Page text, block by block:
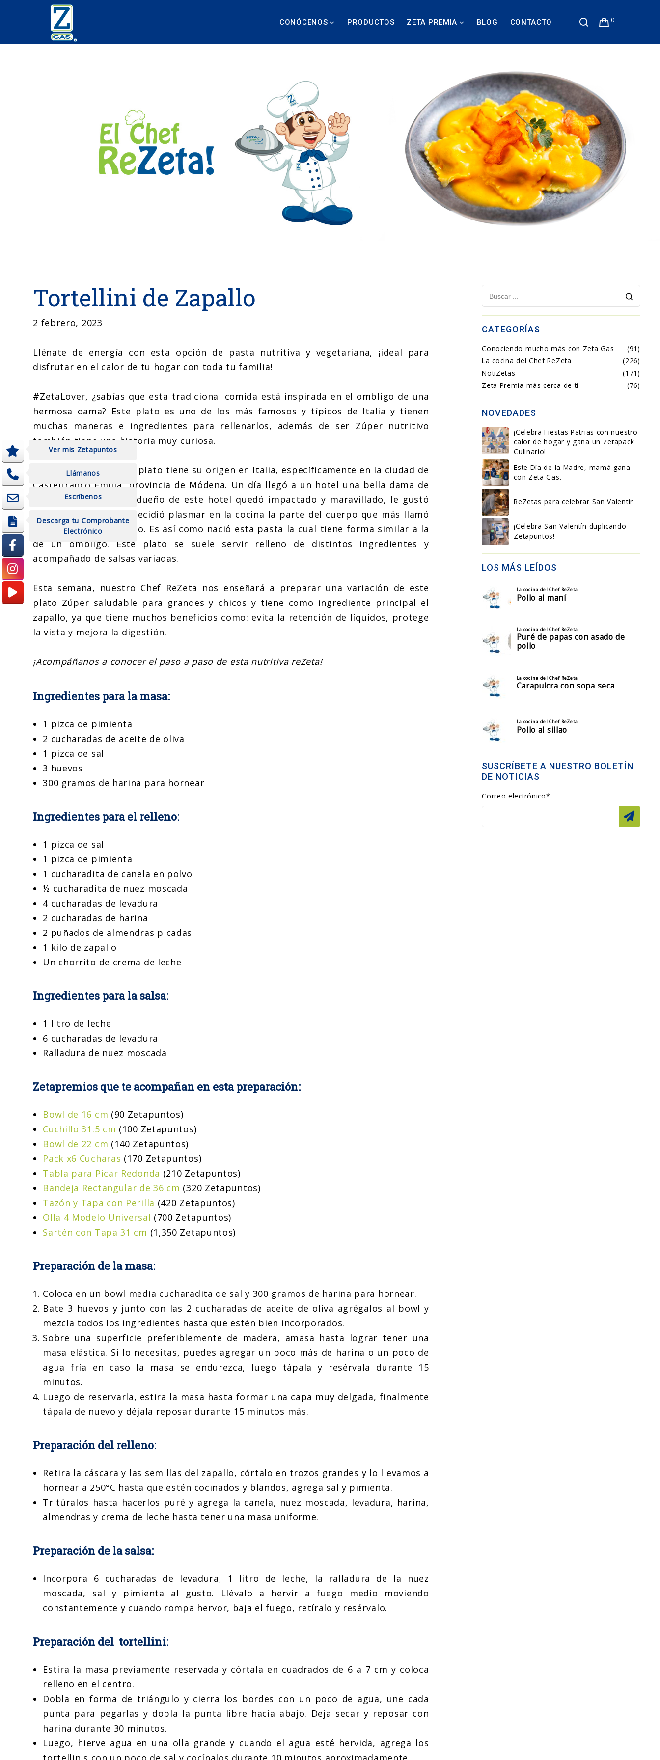
Ver mis Zetapuntos
Llámanos
Escríbenos
Descarga tu Comprobante
Electrónico
0
CONÓCENOS PRODUCTOS ZETA PREMIA BLOG CONTACTO
Tortellini de Zapallo
2 febrero, 2023
Llénate de energía con esta opción de pasta nutritiva y vegetariana, ¡ideal para
disfrutar en el calor de tu hogar con toda tu familia!
#ZetaLover, ¿sabías que esta tradicional comida está inspirada en el ombligo de una
hermosa dama? Este plato es uno de los más famosos y típicos de Italia y tienen
muchas maneras e ingredientes para rellenarlos, además de ser Zúper nutritivo
también tiene una historia muy curiosa.
Según la leyenda, este plato tiene su origen en Italia, específicamente en la ciudad de
Castelfranco Emilia, provincia de Módena. Un día llegó a un hotel una bella dama de
nombre Lucrecia y el dueño de este hotel quedó impactado y maravillado, le gustó
tanto su belleza que decidió plasmar en la cocina la parte del cuerpo que más llamó
su atención: su ombligo. Es así como nació esta pasta la cual tiene forma similar a la
de un ombligo. Este plato se suele servir relleno de distintos ingredientes y
acompañado de salsas variadas.
Esta semana, nuestro Chef ReZeta nos enseñará a preparar una variación de este
plato Zúper saludable para grandes y chicos y tiene como ingrediente principal el
zapallo, ya que tiene muchos beneficios como: evita la retención de líquidos, protege
la vista y mejora la digestión.
¡Acompáñanos a conocer el paso a paso de esta nutritiva reZeta!
Ingredientes para la masa:
1 pizca de pimienta
2 cucharadas de aceite de oliva
1 pizca de sal
3 huevos
300 gramos de harina para hornear
Ingredientes para el relleno:
1 pizca de sal
1 pizca de pimienta
1 cucharadita de canela en polvo
½ cucharadita de nuez moscada
4 cucharadas de levadura
2 cucharadas de harina
2 puñados de almendras picadas
1 kilo de zapallo
Un chorrito de crema de leche
Ingredientes para la salsa:
1 litro de leche
6 cucharadas de levadura
Ralladura de nuez moscada
Zetapremios que te acompañan en esta preparación:
Bowl de 16 cm (90 Zetapuntos)
Cuchillo 31.5 cm (100 Zetapuntos)
Bowl de 22 cm (140 Zetapuntos)
Pack x6 Cucharas (170 Zetapuntos)
Tabla para Picar Redonda (210 Zetapuntos)
Bandeja Rectangular de 36 cm (320 Zetapuntos)
Tazón y Tapa con Perilla (420 Zetapuntos)
Olla 4 Modelo Universal (700 Zetapuntos)
Sartén con Tapa 31 cm (1,350 Zetapuntos)
Preparación de la masa:
Coloca en un bowl media cucharadita de sal y 300 gramos de harina para hornear.
Bate 3 huevos y junto con las 2 cucharadas de aceite de oliva agrégalos al bowl y
mezcla todos los ingredientes hasta que estén bien incorporados.
Sobre una superficie preferiblemente de madera, amasa hasta lograr tener una
masa elástica. Si lo necesitas, puedes agregar un poco más de harina o un poco de
agua fría en caso la masa se endurezca, luego tápala y resérvala durante 15
minutos.
Luego de reservarla, estira la masa hasta formar una capa muy delgada, finalmente
tápala de nuevo y déjala reposar durante 15 minutos más.
Preparación del relleno:
Retira la cáscara y las semillas del zapallo, córtalo en trozos grandes y lo llevamos a
hornear a 250°C hasta que estén cocinados y blandos, agrega sal y pimienta.
Tritúralos hasta hacerlos puré y agrega la canela, nuez moscada, levadura, harina,
almendras y crema de leche hasta tener una masa uniforme.
Preparación de la salsa:
Incorpora 6 cucharadas de levadura, 1 litro de leche, la ralladura de la nuez
moscada, sal y pimienta al gusto. Llévalo a hervir a fuego medio moviendo
constantemente y cuando rompa hervor, baja el fuego, retíralo y resérvalo.
Preparación del tortellini:
Estira la masa previamente reservada y córtala en cuadrados de 6 a 7 cm y coloca
relleno en el centro.
Dobla en forma de triángulo y cierra los bordes con un poco de agua, une cada
punta para pegarlas y dobla la punta libre hacia abajo. Deja secar y reposar con
harina durante 30 minutos.
Luego, hierve agua en una olla grande y cuando el agua esté hervida, agrega los
tortellinis con un poco de sal y cocínalos durante 10 minutos aproximadamente.
CATEGORÍAS
Conociendo mucho más con Zeta Gas
(91)
La cocina del Chef ReZeta
(226)
NotiZetas
(171)
Zeta Premia más cerca de ti
(76)
NOVEDADES
¡Celebra Fiestas Patrias con nuestro
calor de hogar y gana un Zetapack
Culinario!
Este Día de la Madre, mamá gana
con Zeta Gas.
ReZetas para celebrar San Valentín
¡Celebra San Valentín duplicando
Zetapuntos!
LOS MÁS LEÍDOS
SUSCRÍBETE A NUESTRO BOLETÍN
DE NOTICIAS
Correo electrónico*